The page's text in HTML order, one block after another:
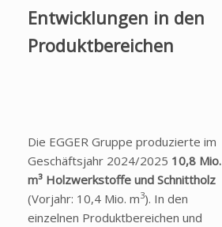
Entwicklungen in den
Produktbereichen
Die EGGER Gruppe produzierte im
Geschäftsjahr 2024/2025 10,8 Mio.
m³ Holzwerkstoffe und Schnittholz
(Vorjahr: 10,4 Mio. m3). In den
einzelnen Produktbereichen und